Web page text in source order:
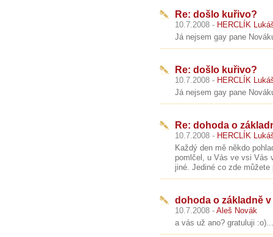
Re: došlo kuřivo?
10.7.2008 - HERCLÍK
Já nejsem gay pane
Re: došlo kuřivo?
10.7.2008 - HERCLÍK
Já nejsem gay pane
Re: dohoda o
10.7.2008 - HERCLÍK
Každý den mě někdo
pomlčel, u Vás ve vsi Vás
jiné. Jediné co zde
dohoda o základně
10.7.2008 - Aleš Novák
a vás už ano? gratuluji :o)...